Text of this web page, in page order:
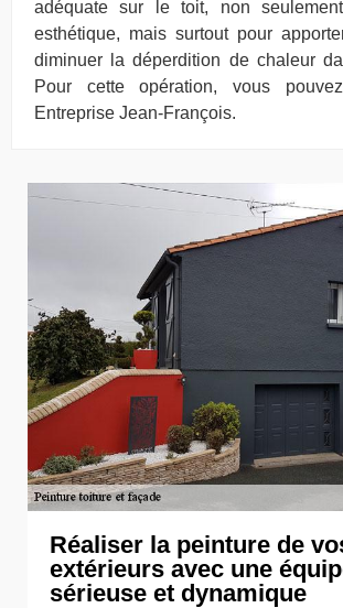
adéquate sur le toit, non
esthétique, mais surtout pour
diminuer la déperdition de chaleur
Pour cette opération, vous
Entreprise Jean-François.
Réaliser la peinture de
extérieurs avec une
sérieuse et dynamique